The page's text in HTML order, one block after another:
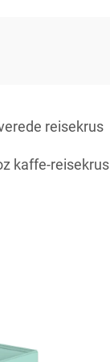
reisekrus
kaffe-reisekrus